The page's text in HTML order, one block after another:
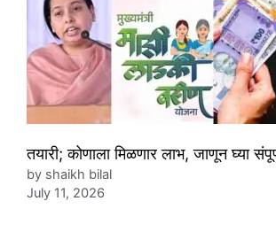
तयारी; कोणाला मिळणार लाभ, जाणून घ्या
by shaikh bilal
July 11, 2026